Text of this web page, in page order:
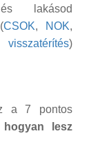
lakásod
CSOK, NOK,
visszatérítés)
a 7 pontos
lesz